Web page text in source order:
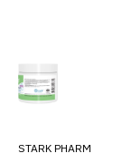
STARK PHARM